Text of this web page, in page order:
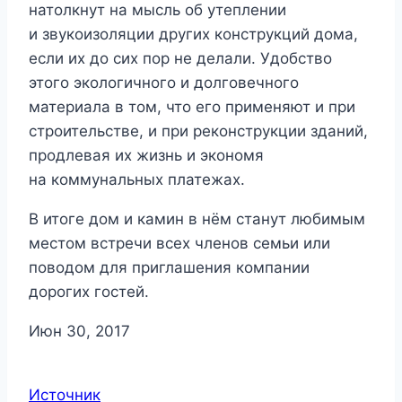
натолкнут на мысль об утеплении
и звукоизоляции других конструкций дома,
если их до сих пор не делали. Удобство
этого экологичного и долговечного
материала в том, что его применяют и при
строительстве, и при реконструкции зданий,
продлевая их жизнь и экономя
на коммунальных платежах.
В итоге дом и камин в нём станут любимым
местом встречи всех членов семьи или
поводом для приглашения компании
дорогих гостей.
Июн 30, 2017
Источник